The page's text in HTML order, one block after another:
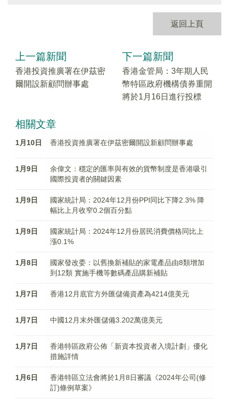
返回上頁
上一篇新聞
香港投資推廣署在伊茲密
爾開設新顧問辦事處
下一篇新聞
香港金管局：3年期人民
幣特區政府機構債券重開
將於1月16日進行投標
相關文章
1月10日 香港投資推廣署在伊茲密爾開設新顧問辦事處
1月9日
余偉文：穩定的匯率與有效的貨幣制度是香港吸引
國際投資者的關鍵因素
1月9日
國家統計局：2024年12月份PPI同比下降2.3% 降
幅比上月收窄0.2個百分點
1月9日
國家統計局：2024年12月份居民消費價格同比上
漲0.1%
1月8日
國家發改委：以舊換新補貼的家電產品由8類增加
到12類 實施手機等數碼產品購新補貼
1月7日 香港12月底官方外匯儲備資產為4214億美元
1月7日 中國12月末外匯儲備3.202萬億美元
1月7日
香港特區政府公佈「新資本投資者入境計劃」優化
措施詳情
1月6日
香港特區立法會將於1月8日審議《2024年公司(修
訂)條例草案》